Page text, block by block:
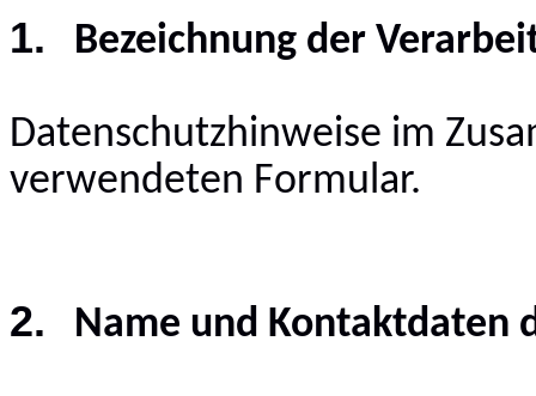
1.
Bezeichnung der
Datenschutzhinweise im
verwendeten Formular.
2. Name und Kontaktdaten